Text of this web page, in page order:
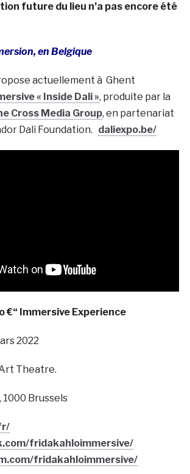
future du lieu n’a pas encore été
en Belgique
actuellement à Ghent
« Inside Dali », produite par la
Cross Media Group, en partenariat
Dali Foundation. daliexpo.be/
€“ Immersive Experience
2022
Theatre.
1000 Brussels
fridakahloimmersive/
fridakahloimmersive/